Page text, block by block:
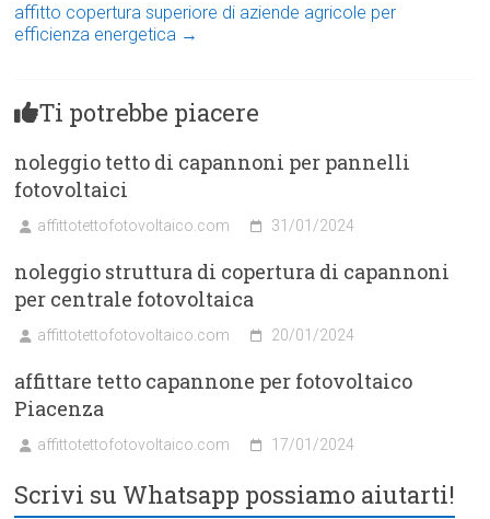
affitto copertura superiore di aziende agricole per
efficienza energetica →
Ti potrebbe piacere
noleggio tetto di capannoni per pannelli
fotovoltaici
affittotettofotovoltaico.com 31/01/2024
noleggio struttura di copertura di capannoni
per centrale fotovoltaica
affittotettofotovoltaico.com 20/01/2024
affittare tetto capannone per fotovoltaico
Piacenza
affittotettofotovoltaico.com 17/01/2024
Scrivi su Whatsapp possiamo aiutarti!